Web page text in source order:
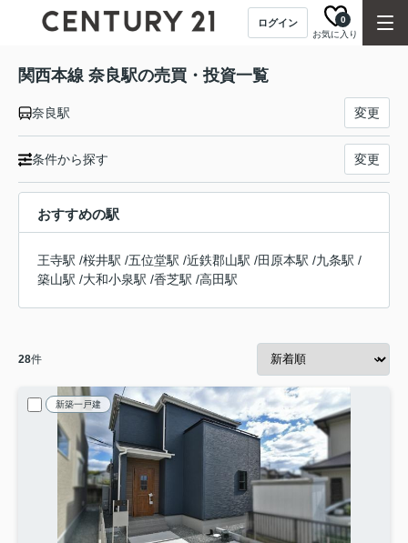
ログイン
お気に入り
0
関西本線 奈良駅の売買・投資一覧
奈良駅 変更
条件から探す 変更
おすすめの駅
王寺駅 /桜井駅 /五位堂駅 /近鉄郡山駅 /田原本駅 /九条駅 /
築山駅 /大和小泉駅 /香芝駅 /高田駅
28件
新築一戸建